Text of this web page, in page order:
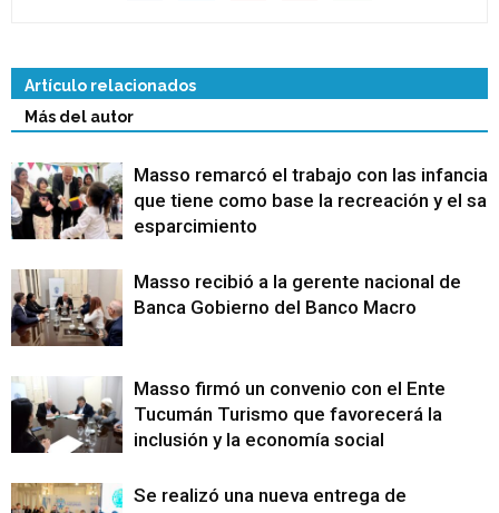
Artículo relacionados
Más del autor
Masso remarcó el trabajo con las infancias
que tiene como base la recreación y el
esparcimiento
Masso recibió a la gerente nacional de
Banca Gobierno del Banco Macro
Masso firmó un convenio con el Ente
Tucumán Turismo que favorecerá la
inclusión y la economía social
Se realizó una nueva entrega de